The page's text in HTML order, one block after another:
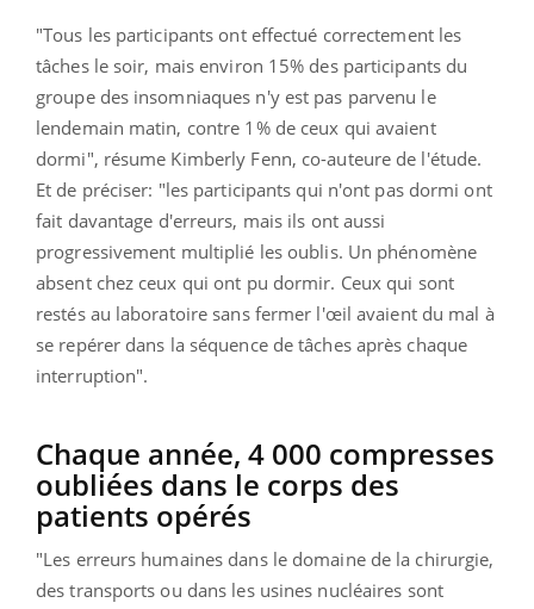
"Tous les participants ont effectué correctement les
tâches le soir, mais environ 15% des participants du
groupe des insomniaques n'y est pas parvenu le
lendemain matin, contre 1% de ceux qui avaient
dormi", résume Kimberly Fenn, co-auteure de l'étude.
Et de préciser: "les participants qui n'ont pas dormi ont
fait davantage d'erreurs, mais ils ont aussi
progressivement multiplié les oublis. Un phénomène
absent chez ceux qui ont pu dormir. Ceux qui sont
restés au laboratoire sans fermer l'œil avaient du mal à
se repérer dans la séquence de tâches après chaque
interruption".
Chaque année, 4 000 compresses
oubliées dans le corps des
patients opérés
"Les erreurs humaines dans le domaine de la chirurgie,
des transports ou dans les usines nucléaires sont